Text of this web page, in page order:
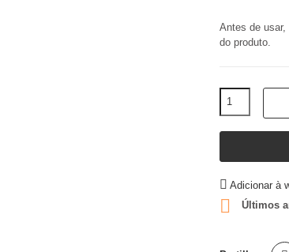
Antes de
do produto.
Adicionar à
 Últimos